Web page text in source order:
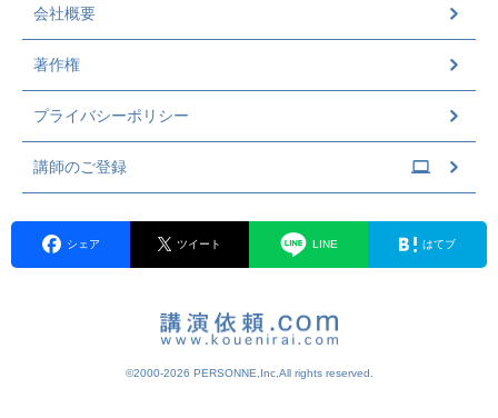
会社概要
著作権
プライバシーポリシー
講師のご登録
シェア ツイート LINE はてブ
©2000-2026 PERSONNE,Inc,All rights reserved.